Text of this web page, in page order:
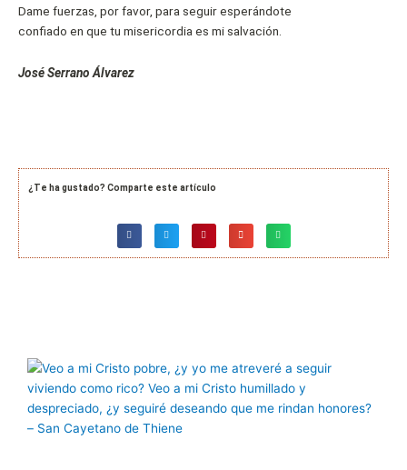
Dame fuerzas, por favor, para seguir esperándote
confiado en que tu misericordia es mi salvación.
José Serrano Álvarez
¿Te ha gustado? Comparte este artículo
PáginaPáginaPáginaPáginaPágina